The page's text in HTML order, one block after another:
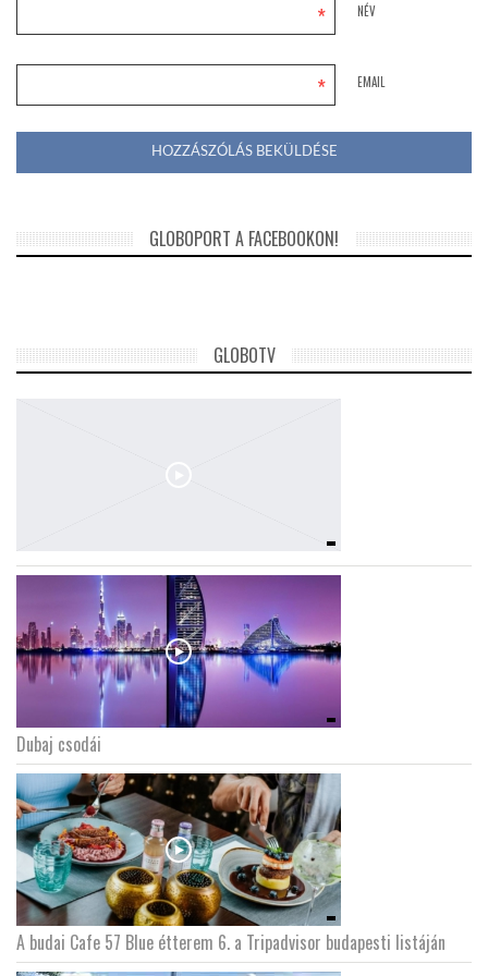
NÉV
*
EMAIL
*
GLOBOPORT A FACEBOOKON!
GLOBOTV
Dubaj csodái
A budai Cafe 57 Blue étterem 6. a Tripadvisor budapesti listáján